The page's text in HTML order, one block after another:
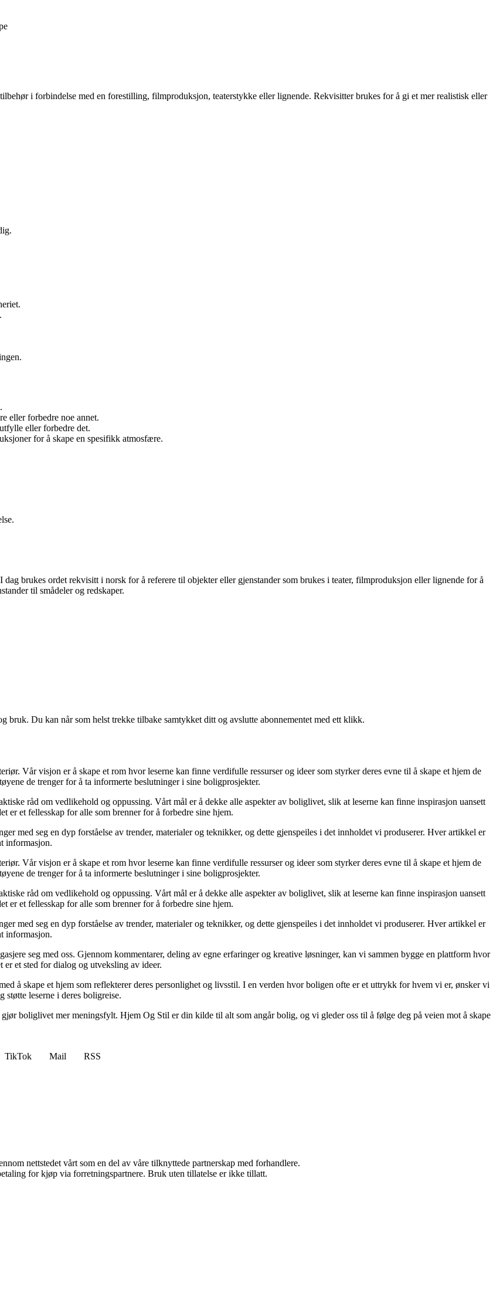
i forbindelse med en forestilling, filmproduksjon, teaterstykke eller lignende. Rekvisitter brukes for å gi et mer realistisk eller
eller forbedre noe annet.
eller forbedre det.
for å skape en spesifikk atmosfære.
brukes ordet rekvisitt i norsk for å referere til objekter eller gjenstander som brukes i teater, filmproduksjon eller lignende for å
til smådeler og redskaper.
bruk. Du kan når som helst trekke tilbake samtykket ditt og avslutte abonnementet med ett klikk.
Vår visjon er å skape et rom hvor leserne kan finne verdifulle ressurser og ideer som styrker deres evne til å skape et hjem de
de trenger for å ta informerte beslutninger i sine boligprosjekter.
råd om vedlikehold og oppussing. Vårt mål er å dekke alle aspekter av boliglivet, slik at leserne kan finne inspirasjon uansett
er et fellesskap for alle som brenner for å forbedre sine hjem.
med seg en dyp forståelse av trender, materialer og teknikker, og dette gjenspeiles i det innholdet vi produserer. Hver artikkel er
informasjon.
Vår visjon er å skape et rom hvor leserne kan finne verdifulle ressurser og ideer som styrker deres evne til å skape et hjem de
de trenger for å ta informerte beslutninger i sine boligprosjekter.
råd om vedlikehold og oppussing. Vårt mål er å dekke alle aspekter av boliglivet, slik at leserne kan finne inspirasjon uansett
er et fellesskap for alle som brenner for å forbedre sine hjem.
med seg en dyp forståelse av trender, materialer og teknikker, og dette gjenspeiles i det innholdet vi produserer. Hver artikkel er
informasjon.
seg med oss. Gjennom kommentarer, deling av egne erfaringer og kreative løsninger, kan vi sammen bygge en plattform hvor
et sted for dialog og utveksling av ideer.
å skape et hjem som reflekterer deres personlighet og livsstil. I en verden hvor boligen ofte er et uttrykk for hvem vi er, ønsker vi
støtte leserne i deres boligreise.
boliglivet mer meningsfylt. Hjem Og Stil er din kilde til alt som angår bolig, og vi gleder oss til å følge deg på veien mot å skape
TikTok Mail
RSS
nettstedet vårt som en del av våre tilknyttede partnerskap med forhandlere.
for kjøp via forretningspartnere. Bruk uten tillatelse er ikke tillatt.